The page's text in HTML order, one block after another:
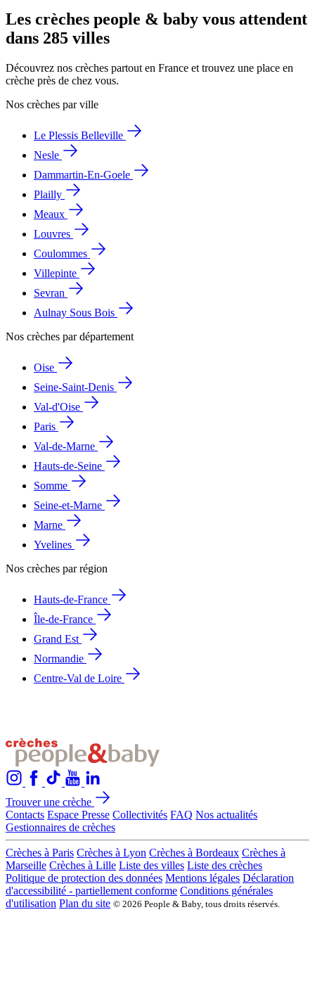
Les crèches people & baby vous attendent
dans 285 villes
Découvrez nos crèches partout en France et trouvez une place en
crèche près de chez vous.
Nos crèches par ville
Le Plessis Belleville
Nesle
Dammartin-En-Goele
Plailly
Meaux
Louvres
Coulommes
Villepinte
Sevran
Aulnay Sous Bois
Nos crèches par département
Oise
Seine-Saint-Denis
Val-d'Oise
Paris
Val-de-Marne
Hauts-de-Seine
Somme
Seine-et-Marne
Marne
Yvelines
Nos crèches par région
Hauts-de-France
Île-de-France
Grand Est
Normandie
Centre-Val de Loire
Trouver une crèche
Contacts Espace Presse Collectivités FAQ Nos actualités
Gestionnaires de crèches
Crèches à Paris Crèches à Lyon Crèches à Bordeaux Crèches à
Marseille Crèches à Lille Liste des villes Liste des crèches
Politique de protection des données Mentions légales Déclaration
d'accessibilité - partiellement conforme Conditions générales
d'utilisation Plan du site © 2026 People & Baby, tous droits réservés.